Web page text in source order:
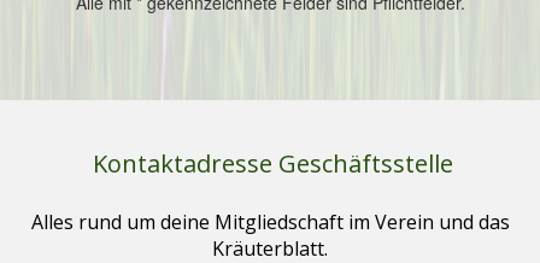
Kontaktadresse Geschäftsstelle
Alles rund um deine Mitgliedschaft im Verein und das
Kräuterblatt.